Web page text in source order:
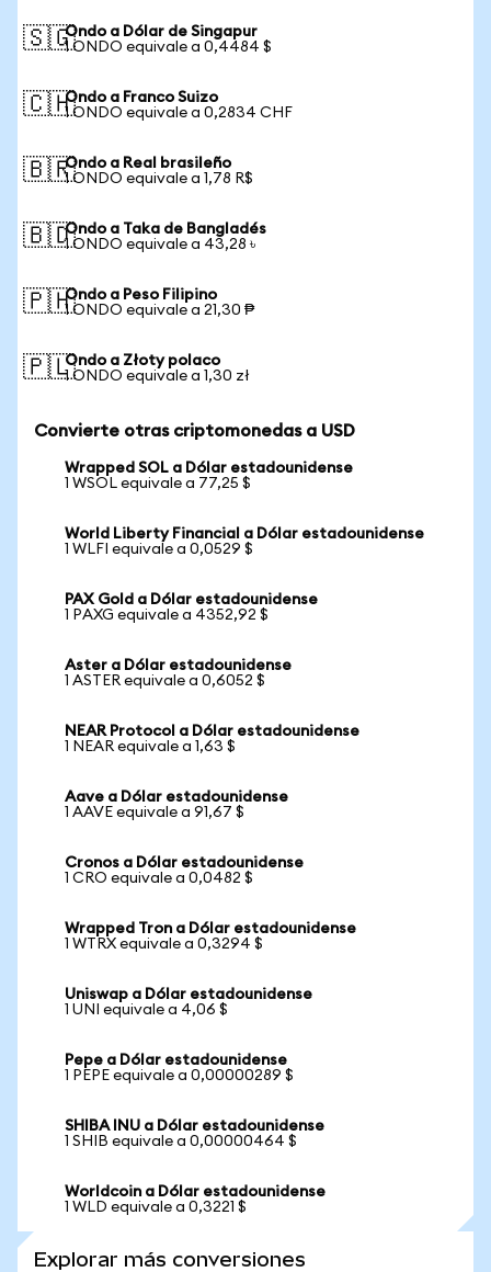
🇸🇬Ondo a Dólar de Singapur
1 ONDO equivale a 0,4484 $
🇨🇭Ondo a Franco Suizo
1 ONDO equivale a 0,2834 CHF
🇧🇷Ondo a Real brasileño
1 ONDO equivale a 1,78 R$
🇧🇩Ondo a Taka de Bangladés
1 ONDO equivale a 43,28 ৳
🇵🇭Ondo a Peso Filipino
1 ONDO equivale a 21,30 ₱
🇵🇱Ondo a Złoty polaco
1 ONDO equivale a 1,30 zł
Convierte otras criptomonedas a USD
Wrapped SOL a Dólar estadounidense
1 WSOL equivale a 77,25 $
World Liberty Financial a Dólar estadounidense
1 WLFI equivale a 0,0529 $
PAX Gold a Dólar estadounidense
1 PAXG equivale a 4352,92 $
Aster a Dólar estadounidense
1 ASTER equivale a 0,6052 $
NEAR Protocol a Dólar estadounidense
1 NEAR equivale a 1,63 $
Aave a Dólar estadounidense
1 AAVE equivale a 91,67 $
Cronos a Dólar estadounidense
1 CRO equivale a 0,0482 $
Wrapped Tron a Dólar estadounidense
1 WTRX equivale a 0,3294 $
Uniswap a Dólar estadounidense
1 UNI equivale a 4,06 $
Pepe a Dólar estadounidense
1 PEPE equivale a 0,00000289 $
SHIBA INU a Dólar estadounidense
1 SHIB equivale a 0,00000464 $
Worldcoin a Dólar estadounidense
1 WLD equivale a 0,3221 $
Explorar más conversiones